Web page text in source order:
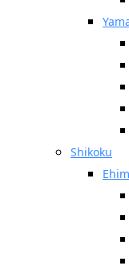
Shikoku